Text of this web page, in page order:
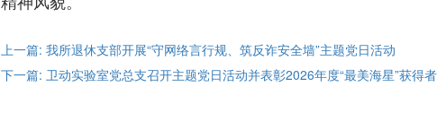
上一篇: 我所退休支部开展“守网络言行规、筑反诈安全墙”主题党日活动
下一篇: 卫动实验室党总支召开主题党日活动并表彰2026年度“最美海星”获得者